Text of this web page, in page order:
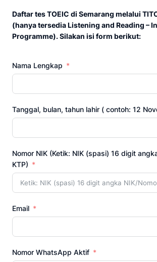
Daftar tes TOEIC di Semarang melalui
(hanya tersedia Listening and Reading –
Programme). Silakan isi form berikut:
Nama Lengkap
Tanggal, bulan, tahun lahir ( contoh: 12
Nomor NIK (Ketik: NIK (spasi) 16 digit
KTP)
Email
Nomor WhatsApp Aktif